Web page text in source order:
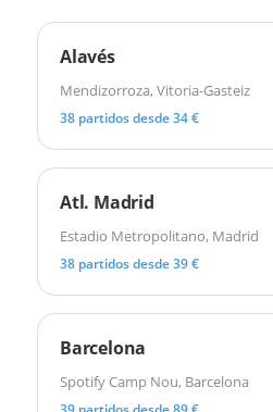
Alavés
Mendizorroza, Vitoria-Gasteiz
38 partidos desde 34 €
Atl. Madrid
Estadio Metropolitano, Madrid
38 partidos desde 39 €
Barcelona
Spotify Camp Nou, Barcelona